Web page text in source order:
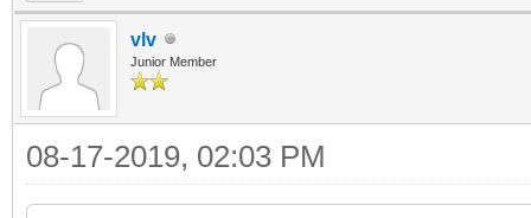
vlv
Junior Member
08-17-2019, 02:03 PM